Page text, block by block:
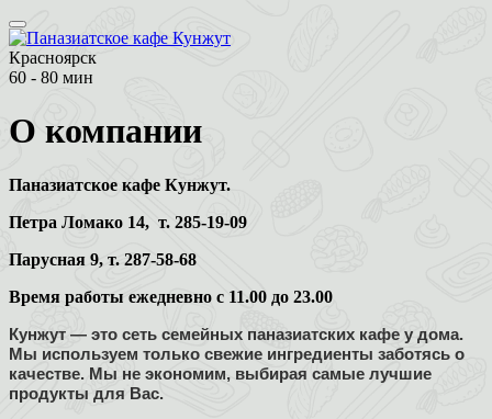
Красноярск
60 - 80 мин
О компании
Паназиатское кафе Кунжут.
Петра Ломако 14, т. 285-19-09
Парусная 9, т. 287-58-68
Время работы ежедневно с 11.00 до 23.00
Кунжут — это сеть семейных паназиатских кафе у дома.
Мы используем только свежие ингредиенты заботясь о
качестве. Мы не экономим, выбирая самые лучшие
продукты для Вас.